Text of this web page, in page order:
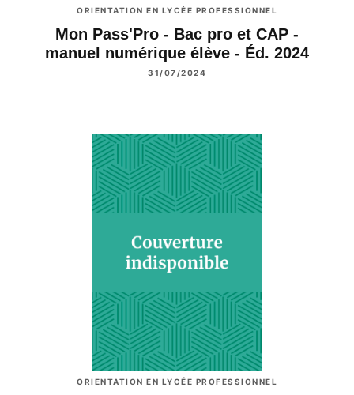
ORIENTATION EN LYCÉE PROFESSIONNEL
Mon Pass'Pro - Bac pro et CAP -
manuel numérique élève - Éd. 2024
31/07/2024
ORIENTATION EN LYCÉE PROFESSIONNEL